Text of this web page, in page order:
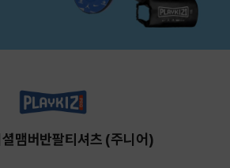
맴버반팔티셔츠 (주니어)